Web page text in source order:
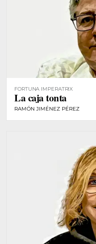
FORTUNA IMPERATRIX
La caja tonta
RAMÓN JIMÉNEZ PÉREZ